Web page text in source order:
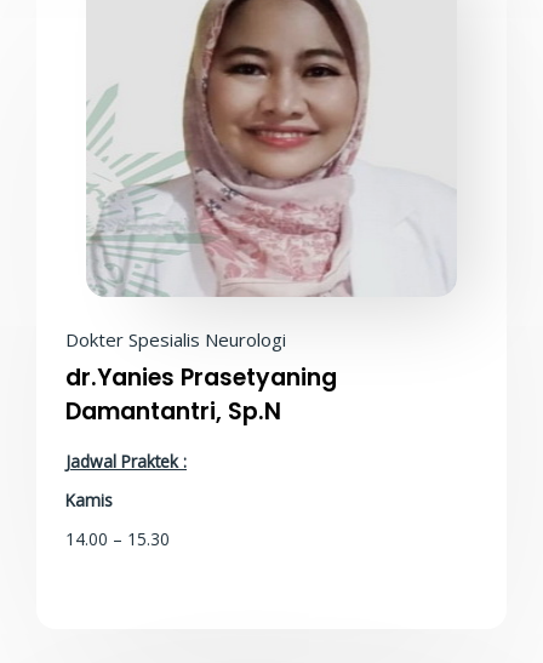
Dokter Spesialis Neurologi
dr.Yanies Prasetyaning
Damantantri, Sp.N
Jadwal Praktek :
Kamis
14.00 – 15.30